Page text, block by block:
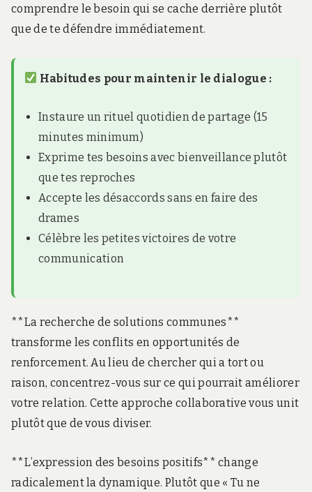
comprendre le besoin qui se cache derrière plutôt
que de te défendre immédiatement.
Habitudes pour maintenir le dialogue :
Instaure un rituel quotidien de partage (15
minutes minimum)
Exprime tes besoins avec bienveillance plutôt
que tes reproches
Accepte les désaccords sans en faire des
drames
Célèbre les petites victoires de votre
communication
**La recherche de solutions communes**
transforme les conflits en opportunités de
renforcement. Au lieu de chercher qui a tort ou
raison, concentrez-vous sur ce qui pourrait améliorer
votre relation. Cette approche collaborative vous unit
plutôt que de vous diviser.
**L’expression des besoins positifs** change
radicalement la dynamique. Plutôt que « Tu ne